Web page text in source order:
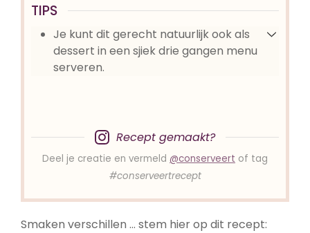
TIPS
Je kunt dit gerecht natuurlijk ook als
dessert in een sjiek drie gangen menu
serveren.
Recept gemaakt?
Deel je creatie en vermeld @conserveert of tag
#conserveertrecept
Smaken verschillen … stem hier op dit recept: